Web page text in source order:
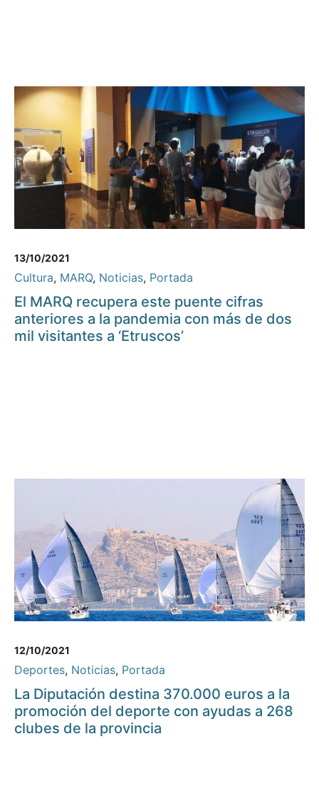
13/10/2021
Cultura, MARQ, Noticias, Portada
El MARQ recupera este puente cifras
anteriores a la pandemia con más de dos
mil visitantes a ‘Etruscos’
12/10/2021
Deportes, Noticias, Portada
La Diputación destina 370.000 euros a la
promoción del deporte con ayudas a 268
clubes de la provincia